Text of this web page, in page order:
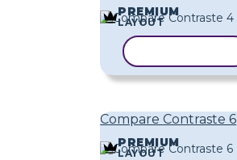
PREMIUM
LAYOUT
Compare Contraste 6
PREMIUM
LAYOUT